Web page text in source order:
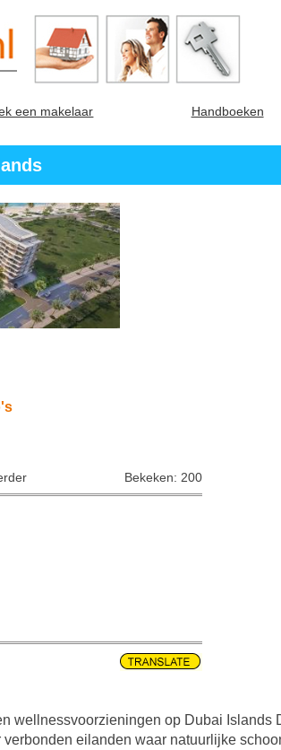
een makelaar Handboeken
Bekeken: 200
wellnessvoorzieningen op Dubai
eilanden waar natuurlijke